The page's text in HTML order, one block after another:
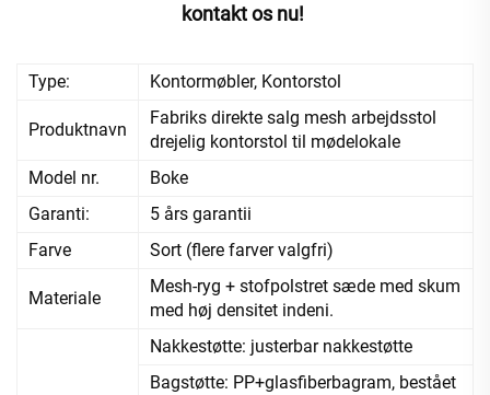
kontakt os nu!
Type: Kontormøbler, Kontorstol
Produktnavn
Fabriks direkte salg mesh arbejdsstol
drejelig kontorstol til mødelokale
Model nr.
Boke
Garanti:
5 års garantii
Farve
Sort (flere farver valgfri)
Materiale
Mesh-ryg + stofpolstret sæde med skum
med høj densitet indeni.
Nakkestøtte: justerbar nakkestøtte
Bagstøtte: PP+glasfiberbagram, bestået